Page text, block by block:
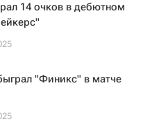
14 очков в дебютном
"Финикс" в матче